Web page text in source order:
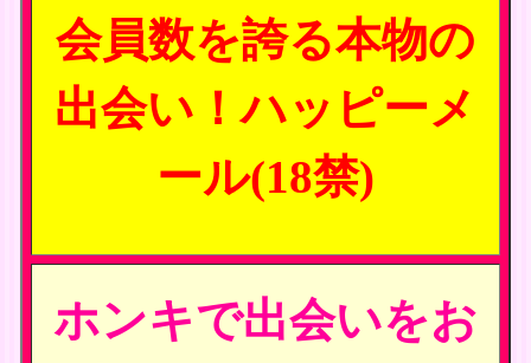
会員数を誇る本物の
出会い！ハッピーメ
ール(18禁)
ホンキで出会いをお